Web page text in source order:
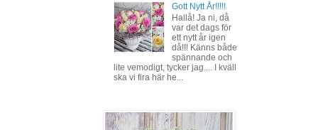
Gott Nytt År!!!!!
Hallå! Ja ni, då
var det dags för
ett nytt år igen
då!!! Känns både
spännande och
lite vemodigt, tycker jag.... I kväll
ska vi fira här he...